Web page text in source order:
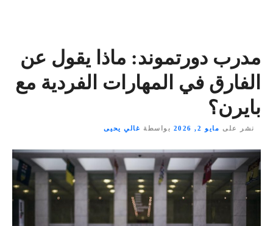
مدرب دورتموند: ماذا يقول عن
الفارق في المهارات الفردية مع
بايرن؟
نشر على مايو 2, 2026 بواسطة غالي يحيى